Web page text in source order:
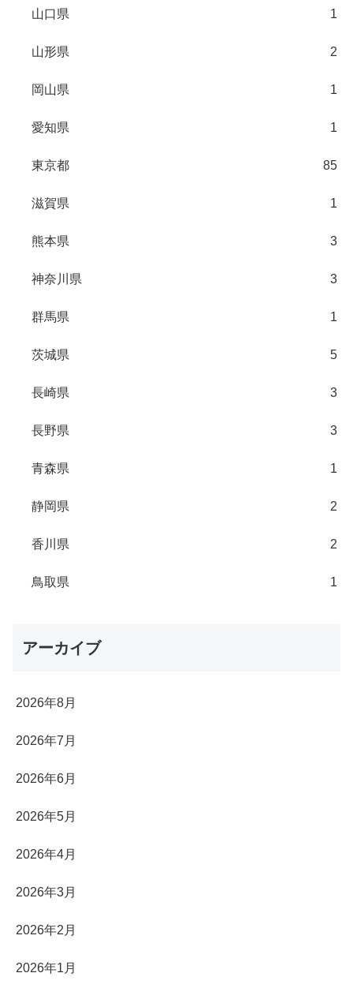
山口県 1
山形県 2
岡山県 1
愛知県 1
東京都 85
滋賀県 1
熊本県 3
神奈川県 3
群馬県 1
茨城県 5
長崎県 3
長野県 3
青森県 1
静岡県 2
香川県 2
鳥取県 1
アーカイブ
2026年8月
2026年7月
2026年6月
2026年5月
2026年4月
2026年3月
2026年2月
2026年1月